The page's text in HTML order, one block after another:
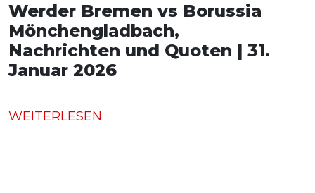
Werder Bremen vs Borussia
Mönchengladbach,
Nachrichten und Quoten | 31.
Januar 2026
WEITERLESEN